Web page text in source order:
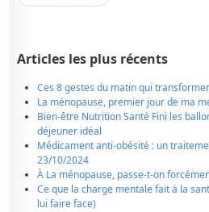
Articles les plus récents
Ces 8 gestes du matin qui
La ménopause, premier jour de ma
Bien-être Nutrition Santé Fini les
déjeuner idéal
Médicament anti-obésité : un
23/10/2024
À La ménopause, passe-t-on
Ce que la charge mentale fait à la
lui faire face)